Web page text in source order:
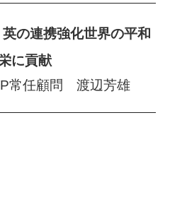
英の連携強化 世界の平和
に貢献
常任顧問 渡辺芳雄